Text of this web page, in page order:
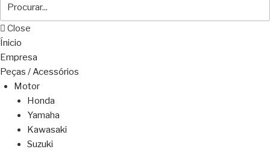
Close
Ínicio
Empresa
Peças / Acessórios
Motor
Honda
Yamaha
Kawasaki
Suzuki